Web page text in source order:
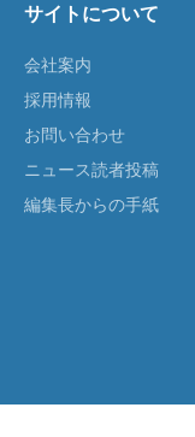
サイトについて
会社案内
採用情報
お問い合わせ
ニュース読者投稿
編集長からの手紙